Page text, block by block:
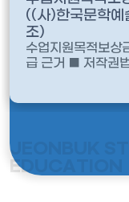
((사)한국문학예
조)
수업지원목적보상금
급 근거 ■ 저작권법 제25조 2. 지급